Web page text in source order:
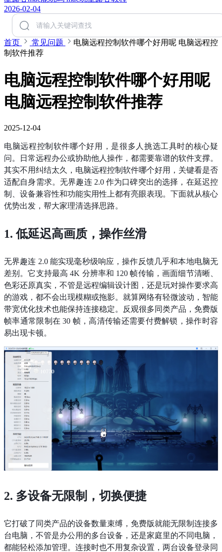
2026-02-04
首页 常见问题
电脑远程控制软件哪个好用呢 电脑远程控
制软件推荐
电脑远程控制软件哪个好用呢
电脑远程控制软件推荐
2025-12-04
电脑远程控制软件哪个好用，是很多人挑选工具时的核心疑
问。日常远程办公或协助他人操作，都需要靠谱的软件支撑。
其实不用纠结太久，电脑远程控制软件哪个好用，关键看是否
适配自身需求。无界趣连 2.0 作为口碑突出的选择，在延迟控
制、设备兼容性和功能实用性上都有亮眼表现。下面就从核心
优势出发，帮大家理清选择思路。
1. 低延迟高画质，操作丝滑
无界趣连 2.0 能实现毫秒级响应，操作反馈几乎和本地电脑无
差别。它支持最高 4K 分辨率和 120 帧传输，画面细节清晰、
色彩还原真实，不管是远程编辑设计图，还是玩对操作要求高
的游戏，都不会出现模糊或拖影。就算网络有轻微波动，智能
带宽优化技术也能保持连接稳定。反观很多同类产品，免费版
帧率通常限制在 30 帧，高清传输还需要付费解锁，操作时容
易出现卡顿。
2. 多设备无限制，切换便捷
它打破了同类产品的设备数量束缚，免费版就能无限制连接多
台电脑，不管是办公用的多台设备，还是家庭里的不同电脑，
都能轻松添加管理。连接时也不用复杂设置，两台设备登录同